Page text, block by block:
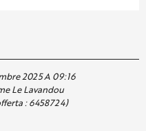
2025 A 09:16
Le Lavandou
:6458724)